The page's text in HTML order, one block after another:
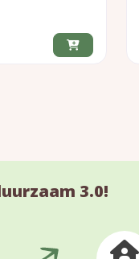
3.0!